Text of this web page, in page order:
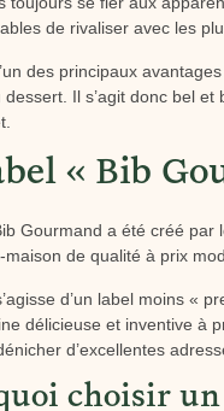
de rivaliser avec les
des principaux
dessert. Il s’agit donc bel
« Bib
Gourmand a été créé
maison de qualité à prix
d’un label moins «
délicieuse et inventive à
d’excellentes
choisir un